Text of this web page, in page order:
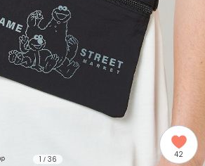
カートニー
1 / 36 42